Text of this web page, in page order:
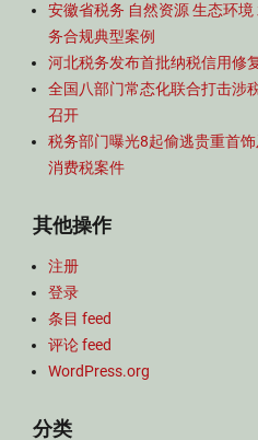
安徽省税务 自然资源 生态环
务合规典型案例
河北税务发布首批纳税信用修
全国八部门常态化联合打击涉
召开
税务部门曝光8起偷逃贵重首
消费税案件
其他操作
注册
登录
条目 feed
评论 feed
WordPress.org
分类